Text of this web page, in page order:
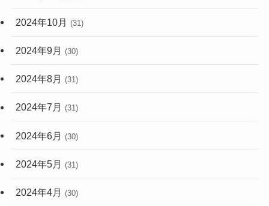
2024年10月 (31)
2024年9月 (30)
2024年8月 (31)
2024年7月 (31)
2024年6月 (30)
2024年5月 (31)
2024年4月 (30)